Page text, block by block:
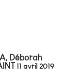
Déborah
11 avril 2019